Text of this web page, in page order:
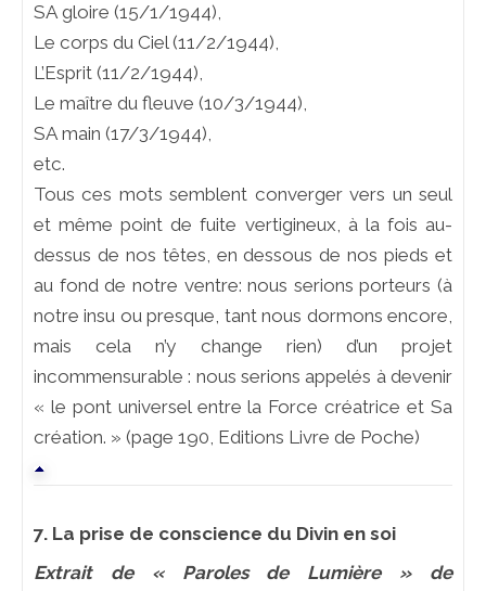
SA gloire (15/1/1944),
Le corps du Ciel (11/2/1944),
L’Esprit (11/2/1944),
Le maître du fleuve (10/3/1944),
SA main (17/3/1944),
etc.
Tous ces mots semblent converger vers un seul
et même point de fuite vertigineux, à la fois au-
dessus de nos têtes, en dessous de nos pieds et
au fond de notre ventre: nous serions porteurs (à
notre insu ou presque, tant nous dormons encore,
mais cela n’y change rien) d’un projet
incommensurable : nous serions appelés à devenir
« le pont universel entre la Force créatrice et Sa
création. » (page 190, Editions Livre de Poche)
7. La prise de conscience du Divin en soi
Extrait de « Paroles de Lumière » de